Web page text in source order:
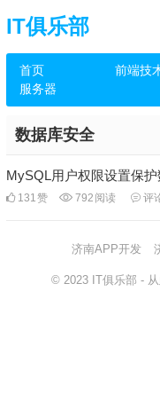
IT俱乐部
首页 前端技
服务器
数据库安全
MySQL用户权限设置保
131赞 792 阅读 评
济南APP开发
© 2023 IT俱乐部 -